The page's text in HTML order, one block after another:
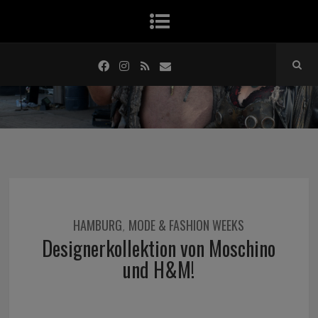
HAMBURG, MODE & FASHION WEEKS
Designerkollektion von Moschino
und H&M!